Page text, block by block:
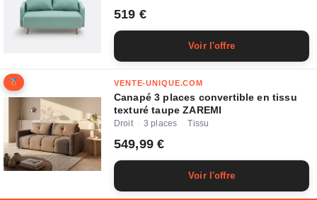
519 €
Voir l'offre
VENTE-UNIQUE.COM
Canapé 3 places convertible en tissu
texturé taupe ZAREMI
Droit · 3 places · Tissu
549,99 €
Voir l'offre